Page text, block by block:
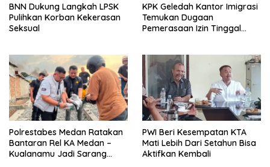
BNN Dukung Langkah LPSK
Pulihkan Korban Kekerasan
Seksual
KPK Geledah Kantor Imigrasi
Temukan Dugaan
Pemerasaan Izin Tinggal
Polrestabes Medan Ratakan
Bantaran Rel KA Medan –
Kualanamu Jadi Sarang
PWI Beri Kesempatan KTA
Mati Lebih Dari Setahun Bisa
Aktifkan Kembali